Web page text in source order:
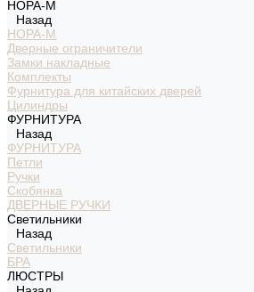
НОРА-М
Назад
НОРА-М
Дверные ограничители
Замки накладные
Комплекты
Фурнитура для китайских дверей
Цилиндры
ФУРНИТУРА
Назад
ФУРНИТУРА
Петли
Ручки
Скобянка
ДВЕРНЫЕ РУЧКИ
Светильники
Назад
Светильники
БРА
ЛЮСТРЫ